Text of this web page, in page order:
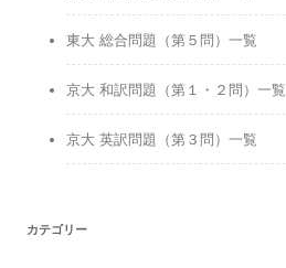
東大 総合問題（第５問）一覧
京大 和訳問題（第１・２問）一覧
京大 英訳問題（第３問）一覧
カテゴリー